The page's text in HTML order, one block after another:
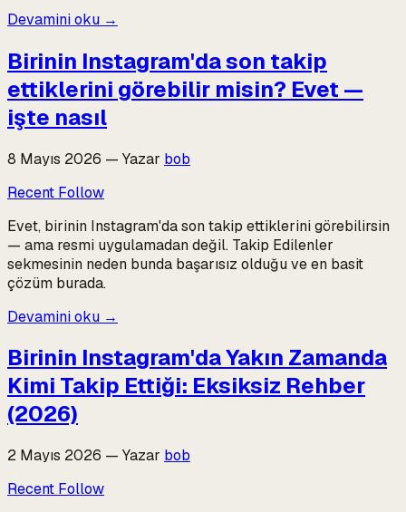
Devamini oku →
Birinin Instagram'da son takip
ettiklerini görebilir misin? Evet —
işte nasıl
8 Mayıs 2026 — Yazar bob
Recent Follow
Evet, birinin Instagram'da son takip ettiklerini görebilirsin
— ama resmi uygulamadan değil. Takip Edilenler
sekmesinin neden bunda başarısız olduğu ve en basit
çözüm burada.
Devamini oku →
Birinin Instagram'da Yakın Zamanda
Kimi Takip Ettiği: Eksiksiz Rehber
(2026)
2 Mayıs 2026 — Yazar bob
Recent Follow